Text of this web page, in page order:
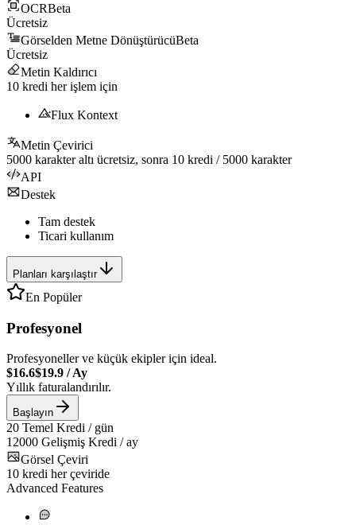
OCRBeta
Ücretsiz
Görselden Metne DönüştürücüBeta
Ücretsiz
Metin Kaldırıcı
10 kredi her işlem için
Flux Kontext
Metin Çevirici
5000 karakter altı ücretsiz, sonra 10 kredi / 5000 karakter
API
Destek
Tam destek
Ticari kullanım
Planları karşılaştır
En Popüler
Profesyonel
Profesyoneller ve küçük ekipler için ideal.
$16.6$19.9 /Ay
Yıllık faturalandırılır.
Başlayın
20 Temel Kredi / gün
12000 Gelişmiş Kredi / ay
Görsel Çeviri
10 kredi her çeviride
Advanced Features